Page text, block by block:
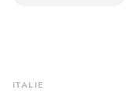
ITALIE